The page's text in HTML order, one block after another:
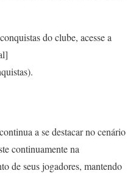
do clube, acesse a
a se destacar no cenário
continuamente na
de seus jogadores, mantendo